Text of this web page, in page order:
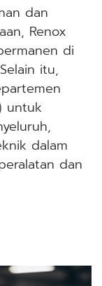
dan
Renox
di
itu,
untuk
dalam
dan